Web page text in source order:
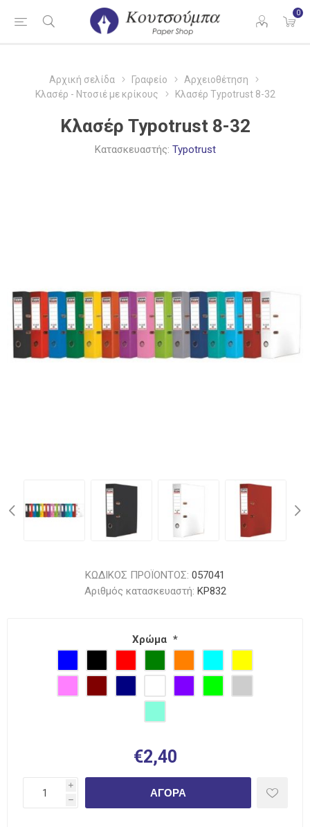
0
Αρχική σελίδα Γραφείο
Αρχειοθέτηση
Κλασέρ - Ντοσιέ με κρίκους
Κλασέρ Typotrust 8-32
Κλασέρ Typotrust 8-32
Κατασκευαστής: Typotrust
ΚΩΔΙΚΟΣ ΠΡΟΪΟΝΤΟΣ: 057041
Αριθμός κατασκευαστή: KP832
Χρώμα *
€2,40
i
h
ΑΓΟΡΆ